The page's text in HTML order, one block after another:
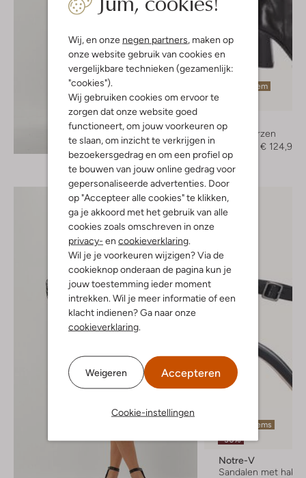
Wij, en onze negen partners, maken op
onze website gebruik van cookies en
vergelijkbare technieken (gezamenlijk:
"cookies").
Wij gebruiken cookies om ervoor te
zorgen dat onze website goed
functioneert, om jouw voorkeuren op
te slaan, om inzicht te verkrijgen in
bezoekersgedrag en om een profiel op
te bouwen van jouw online gedrag voor
gepersonaliseerde advertenties. Door
op "Accepteer alle cookies" te klikken,
ga je akkoord met het gebruik van alle
cookies zoals omschreven in onze
privacy- en cookieverklaring.
Wil je je voorkeuren wijzigen? Via de
cookieknop onderaan de pagina kun je
jouw toestemming ieder moment
intrekken. Wil je meer informatie of een
klacht indienen? Ga naar onze
cookieverklaring.
Weigeren Accepteren
Cookie-instellingen
Ontdek de look
Laatste item
Bronx
Hoge laarzen
€ 124,99
Laatste items
-50%
Notre-V
Sandalen met hak